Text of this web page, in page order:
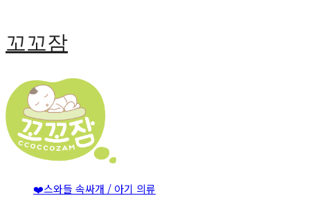
꼬꼬잠
❤️스와들 속싸개 / 아기 의류